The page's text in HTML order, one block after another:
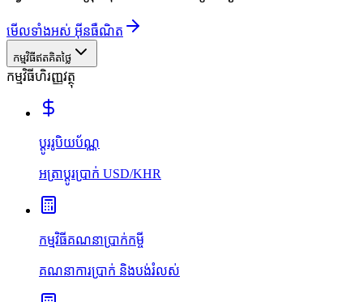
មើលទាំងអស់ អ៊ីនធឺណិត
កម្មវិធីឥតគិតថ្លៃ
កម្មវិធីហិរញ្ញវត្ថុ
ប្ដូររូបិយប័ណ្ណ
អត្រាប្ដូរប្រាក់ USD/KHR
កម្មវិធីគណនាប្រាក់កម្ចី
គណនាការប្រាក់ និងបង់រំលស់